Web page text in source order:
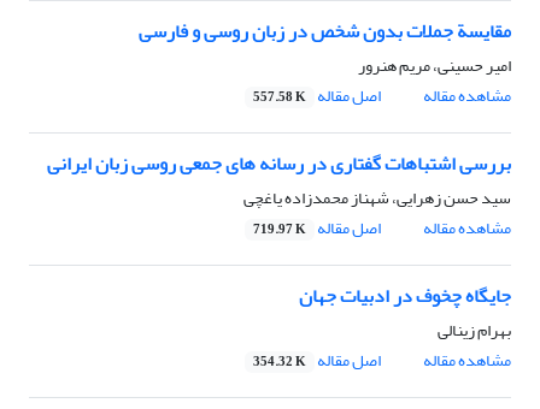
مقایسة جملات بدون شخص در زبان روسی و فارسی
امیر حسینی، مریم هنرور
مشاهده مقاله
اصل مقاله 557.58 K
بررسی اشتباهات گفتاری در رسانه های جمعی روسی زبان ایرانی
سید حسن زهرایی، شهناز محمدزاده یاغچی
مشاهده مقاله
اصل مقاله 719.97 K
جایگاه چخوف در ادبیات جهان
بهرام زینالی
مشاهده مقاله
اصل مقاله 354.32 K